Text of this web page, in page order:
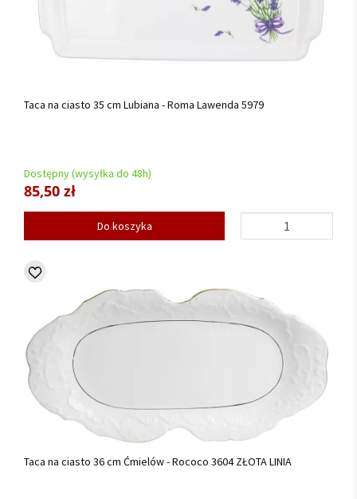
Taca na ciasto 35 cm Lubiana - Roma Lawenda 5979
Dostępny (wysyłka do 48h)
85,50 zł
Do koszyka
Taca na ciasto 36 cm Ćmielów - Rococo 3604 ZŁOTA LINIA